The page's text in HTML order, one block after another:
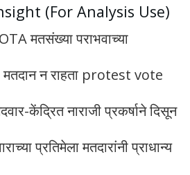
(For Analysis Use)
मतसंख्या पराभवाच्या
न राहता protest vote
केंद्रित नाराजी प्रकर्षाने दिसून
प्रतिमेला मतदारांनी प्राधान्य